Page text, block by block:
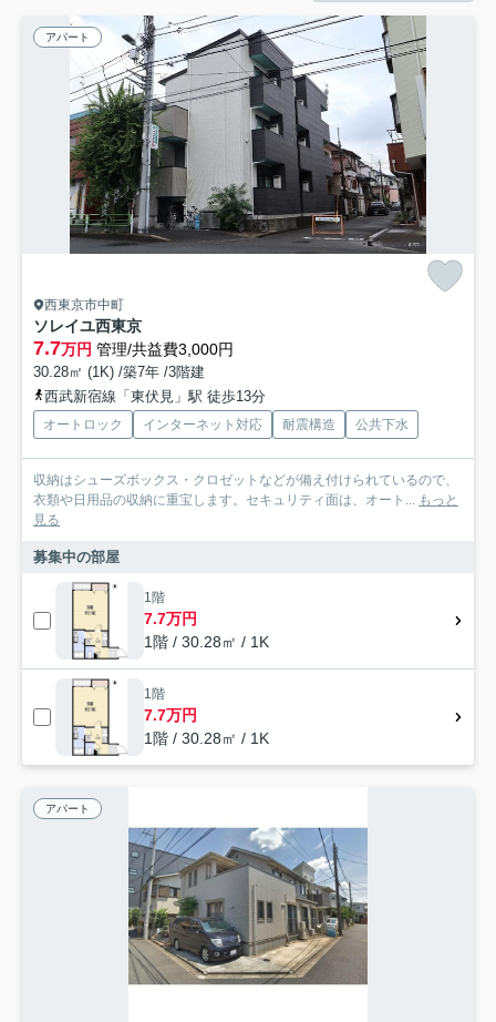
アパート
西東京市中町
ソレイユ西東京
7.7万円 管理/共益費3,000円
30.28㎡ (1K) /築7年 /3階建
西武新宿線「東伏見」駅 徒歩13分
オートロック インターネット対応 耐震構造 公共下水
収納はシューズボックス・クロゼットなどが備え付けられているので、
衣類や日用品の収納に重宝します。セキュリティ面は、オート... もっと
見る
募集中の部屋
1階
7.7万円
1階 / 30.28㎡ / 1K
1階
7.7万円
1階 / 30.28㎡ / 1K
アパート